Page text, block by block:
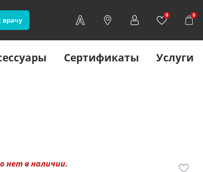
врачу
0 0
Сертификаты Услуги
нет в наличии.